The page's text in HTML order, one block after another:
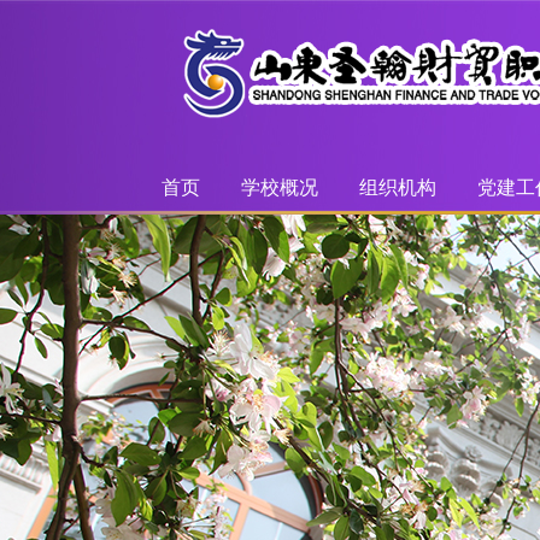
首页 学校概况 组织机构 党建工